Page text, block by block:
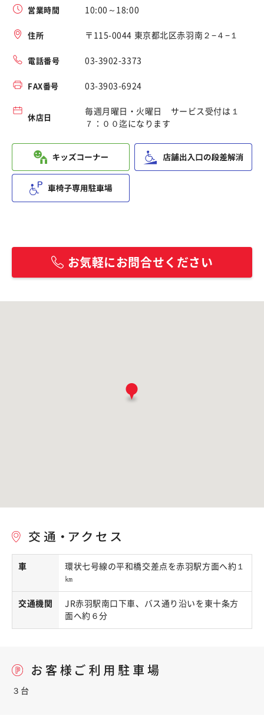
営業時間 10:00～18:00
住所 〒115-0044 東京都北区赤羽南２−４−１
電話番号 03-3902-3373
FAX番号 03-3903-6924
休店日
毎週月曜日・火曜日 サービス受付は１
７：００迄になります
お気軽にお問合せください
車
環状七号線の平和橋交差点を赤羽駅方面へ約１
㎞
交通機関
JR赤羽駅南口下車、バス通り沿いを東十条方
面へ約６分
３台